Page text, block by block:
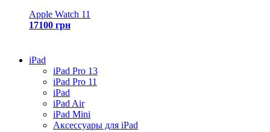
Apple Watch 11
17100 грн
iPad
iPad Pro 13
iPad Pro 11
iPad
iPad Air
iPad Mini
Аксессуары для iPad